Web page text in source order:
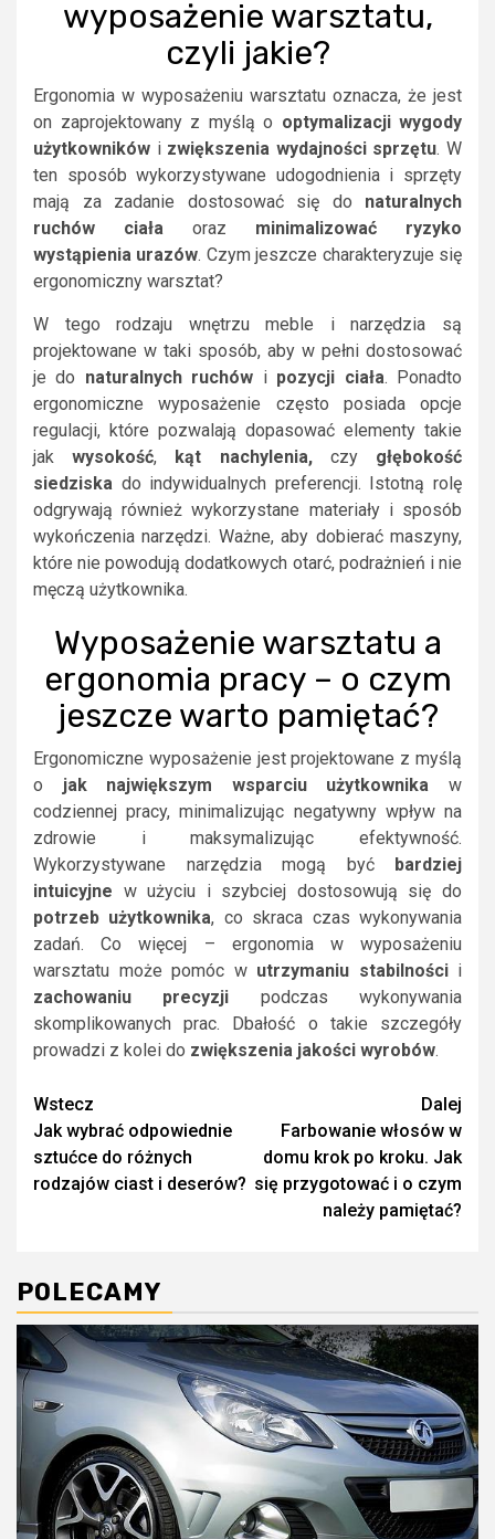
wyposażenie warsztatu,
czyli jakie?
Ergonomia w wyposażeniu warsztatu oznacza, że jest
on zaprojektowany z myślą o optymalizacji wygody
użytkowników i zwiększenia wydajności sprzętu. W
ten sposób wykorzystywane udogodnienia i sprzęty
mają za zadanie dostosować się do naturalnych
ruchów ciała oraz minimalizować ryzyko
wystąpienia urazów. Czym jeszcze charakteryzuje się
ergonomiczny warsztat?
W tego rodzaju wnętrzu meble i narzędzia są
projektowane w taki sposób, aby w pełni dostosować
je do naturalnych ruchów i pozycji ciała. Ponadto
ergonomiczne wyposażenie często posiada opcje
regulacji, które pozwalają dopasować elementy takie
jakwysokość, kąt nachylenia,czy głębokość
siedziska do indywidualnych preferencji. Istotną rolę
odgrywają również wykorzystane materiały i sposób
wykończenia narzędzi. Ważne, aby dobierać maszyny,
które nie powodują dodatkowych otarć, podrażnień i nie
męczą użytkownika.
Wyposażenie warsztatu a
ergonomia pracy – o czym
jeszcze warto pamiętać?
Ergonomiczne wyposażenie jest projektowane z myślą
o jak największym wsparciu użytkownika w
codziennej pracy, minimalizując negatywny wpływ na
zdrowie i maksymalizując efektywność.
Wykorzystywane narzędzia mogą być bardziej
intuicyjne w użyciu i szybciej dostosowują się do
potrzeb użytkownika, co skraca czas wykonywania
zadań. Co więcej – ergonomia w wyposażeniu
warsztatu może pomóc w utrzymaniu stabilnościi
zachowaniu
precyzji podczas wykonywania
skomplikowanych prac. Dbałość o takie szczegóły
prowadzi z kolei do zwiększenia jakości wyrobów.
Continue
Reading
Wstecz
Jak wybrać odpowiednie
sztućce do różnych
rodzajów ciast i deserów?
Dalej
Farbowanie włosów w
domu krok po kroku. Jak
się przygotować i o czym
należy pamiętać?
POLECAMY